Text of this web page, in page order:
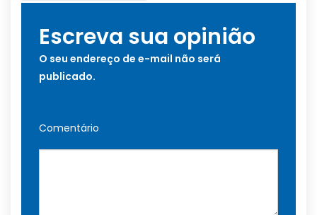
Escreva sua opinião
O seu endereço de e-mail não será
publicado.
Comentário